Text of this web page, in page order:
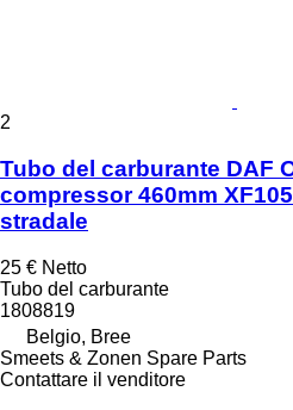
2
Tubo del carburante DAF
compressor 460mm
stradale
25 € Netto
Tubo del carburante
1808819
Belgio, Bree
Smeets & Zonen Spare Parts
Contattare il venditore